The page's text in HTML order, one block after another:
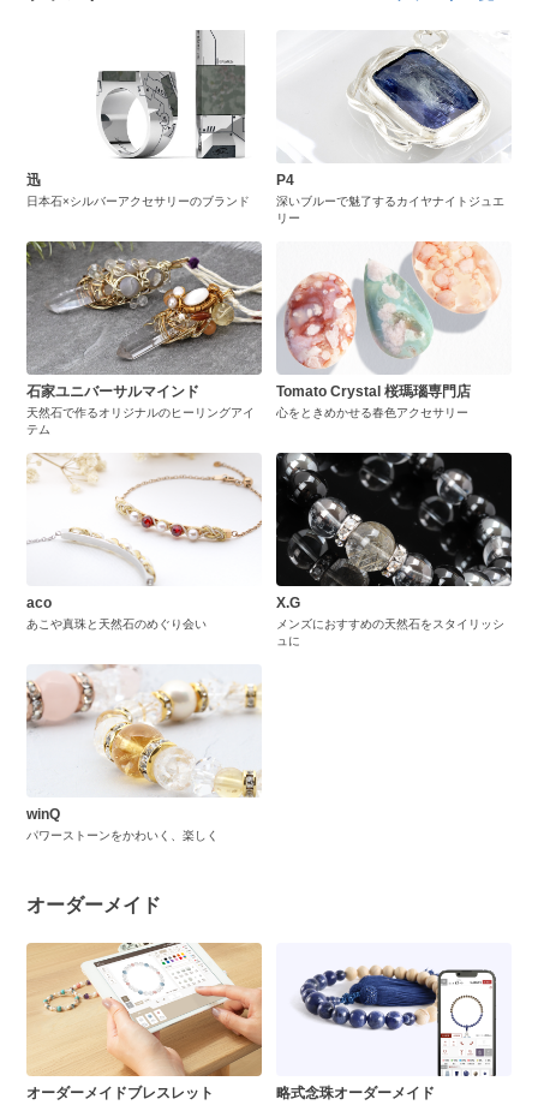
迅
日本石×シルバーアクセサリーのブランド
P4
深いブルーで魅了するカイヤナイトジュエ
リー
石家ユニバーサルマインド
天然石で作るオリジナルのヒーリングアイ
テム
Tomato Crystal 桜瑪瑙専門店
心をときめかせる春色アクセサリー
aco
あこや真珠と天然石のめぐり会い
X.G
メンズにおすすめの天然石をスタイリッシ
ュに
winQ
パワーストーンをかわいく、楽しく
オーダーメイド
オーダーメイドブレスレット 略式念珠オーダーメイド